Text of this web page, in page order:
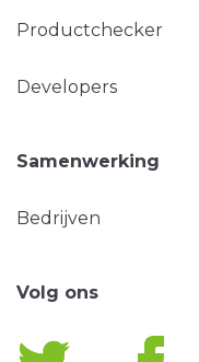
Productchecker
Developers
Samenwerking
Bedrijven
Volg ons